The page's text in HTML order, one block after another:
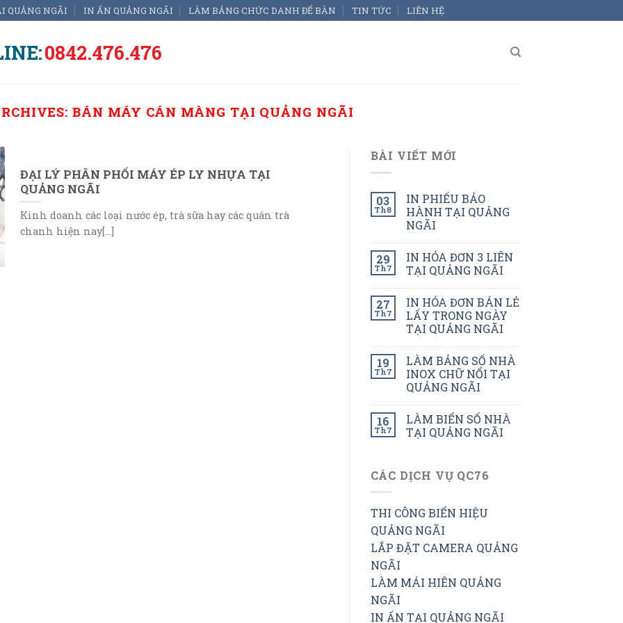
QUẢNG NGÃI IN ẤN QUẢNG NGÃI LÀM BẢNG CHỨC DANH ĐỂ BÀN TIN TỨC LIÊN HỆ
0842.476.476
BÁN MÁY CÁN MÀNG TẠI QUẢNG NGÃI
ĐẠI LÝ PHÂN PHỐI MÁY ÉP LY NHỰA TẠI
QUẢNG NGÃI
Kinh doanh các loại nước ép, trà sữa hay các quán trà
chanh hiện nay[...]
BÀI VIẾT MỚI
03
Th8
IN PHIẾU BẢO
HÀNH TẠI QUẢNG
NGÃI
29
Th7
IN HÓA ĐƠN 3 LIÊN
TẠI QUẢNG NGÃI
27
Th7
IN HÓA ĐƠN BÁN LẺ
LẤY TRONG NGÀY
TẠI QUẢNG NGÃI
19
Th7
LÀM BẢNG SỐ NHÀ
INOX CHỮ NỔI TẠI
QUẢNG NGÃI
16
Th7
LÀM BIỂN SỐ NHÀ
TẠI QUẢNG NGÃI
CÁC DỊCH VỤ QC76
THI CÔNG BIỂN HIỆU
QUẢNG NGÃI
LẮP ĐẶT CAMERA QUẢNG
NGÃI
LÀM MÁI HIÊN QUẢNG
NGÃI
IN ẤN TẠI QUẢNG NGÃI